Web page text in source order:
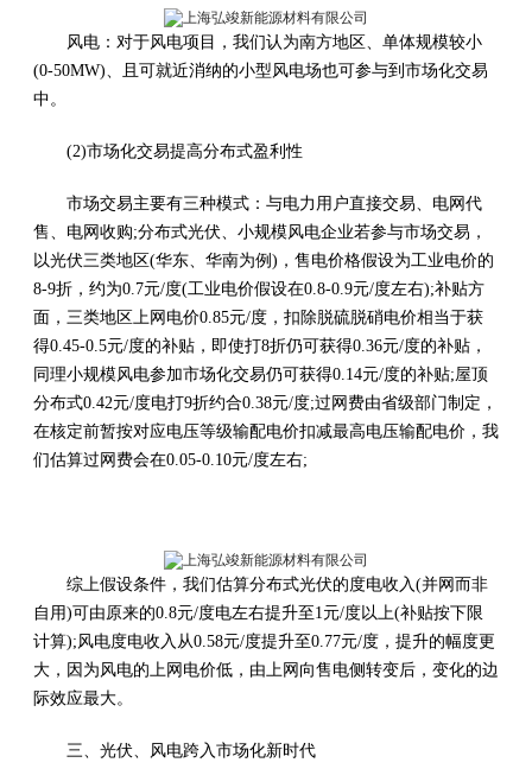
风电：对于风电项目，我们认为南方地区、单体规模较小
(0-50MW)、且可就近消纳的小型风电场也可参与到市场化交易
中。
(2)市场化交易提高分布式盈利性
市场交易主要有三种模式：与电力用户直接交易、电网代
售、电网收购;分布式光伏、小规模风电企业若参与市场交易，
以光伏三类地区(华东、华南为例)，售电价格假设为工业电价的
8-9折，约为0.7元/度(工业电价假设在0.8-0.9元/度左右);补贴方
面，三类地区上网电价0.85元/度，扣除脱硫脱硝电价相当于获
得0.45-0.5元/度的补贴，即使打8折仍可获得0.36元/度的补贴，
同理小规模风电参加市场化交易仍可获得0.14元/度的补贴;屋顶
分布式0.42元/度电打9折约合0.38元/度;过网费由省级部门制定，
在核定前暂按对应电压等级输配电价扣减最高电压输配电价，我
们估算过网费会在0.05-0.10元/度左右;
综上假设条件，我们估算分布式光伏的度电收入(并网而非
自用)可由原来的0.8元/度电左右提升至1元/度以上(补贴按下限
计算);风电度电收入从0.58元/度提升至0.77元/度，提升的幅度更
大，因为风电的上网电价低，由上网向售电侧转变后，变化的边
际效应最大。
三、光伏、风电跨入市场化新时代